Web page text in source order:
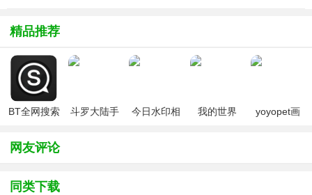
弹，无限体力等等都能够轻松完成，如果你不想练级还能够
直接修改成最高等级，并且有着超级厉害的一击必杀等着各
并进行解压2、运行修改器3、运行游戏4、使用热键修改游
精品推荐
BT全网搜索
斗罗大陆手
今日水印相
我的世界
yoyopet画
网友评论
同类下载